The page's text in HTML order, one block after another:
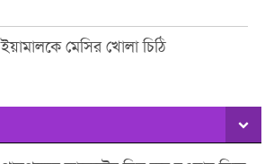
ইয়ামালকে মেসির খোলা চিঠি